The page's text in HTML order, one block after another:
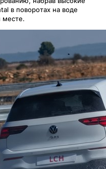
в поворотах на воде
месте.